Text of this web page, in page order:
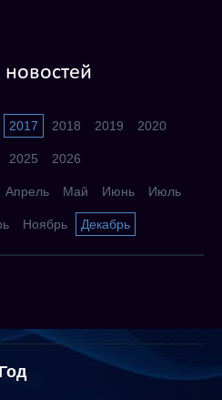
2017 2018 2019 2020
2025 2026
Апрель Май Июнь Июль
Ноябрь Декабрь